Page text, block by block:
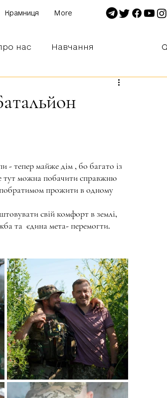
Крамниця More
нас Навчання
- тепер майже дім , бо багато із
тут можна побачити справжню
побратимом прожити в одному
свій комфорт в землі,
та  єдина мета- перемогти.